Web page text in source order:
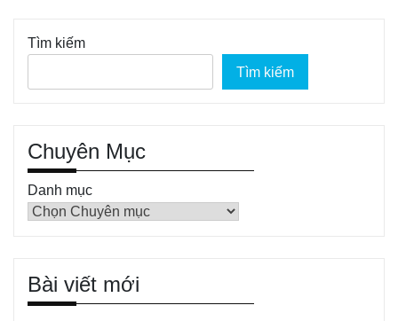
Tìm kiếm
Tìm kiếm
Chuyên Mục
Danh mục
Bài viết mới